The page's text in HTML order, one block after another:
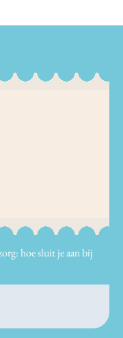
hoe sluit je aan bij